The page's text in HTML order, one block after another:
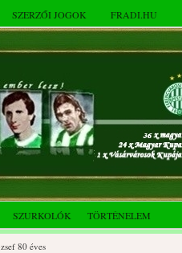
SZERZŐI JOGOK FRADI.HU
SZURKOLÓK TÖRTÉNELEM
éves